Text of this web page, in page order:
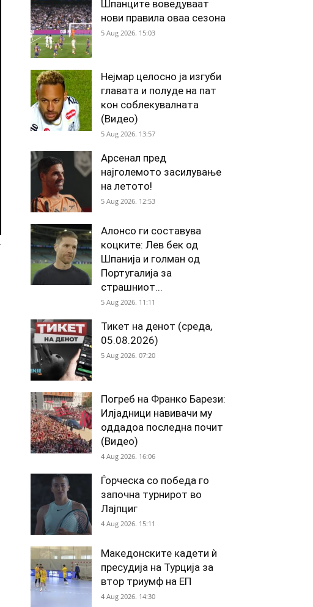
Шпанците воведуваат
нови правила оваа сезона
5 Aug 2026. 15:03
Нејмар целосно ја изгуби
главата и полуде на пат
кон соблекувалната
(Видео)
5 Aug 2026. 13:57
Арсенал пред
најголемото засилување
на летото!
5 Aug 2026. 12:53
Алонсо ги составува
коцките: Лев бек од
Шпанија и голман од
Португалија за
страшниот...
5 Aug 2026. 11:11
Тикет на денот (среда,
05.08.2026)
5 Aug 2026. 07:20
Погреб на Франко Барези:
Илјадници навивачи му
оддадоа последна почит
(Видео)
4 Aug 2026. 16:06
Ѓорческа со победа го
започна турнирот во
Лајпциг
4 Aug 2026. 15:11
Македонските кадети ѝ
пресудија на Турција за
втор триумф на ЕП
4 Aug 2026. 14:30